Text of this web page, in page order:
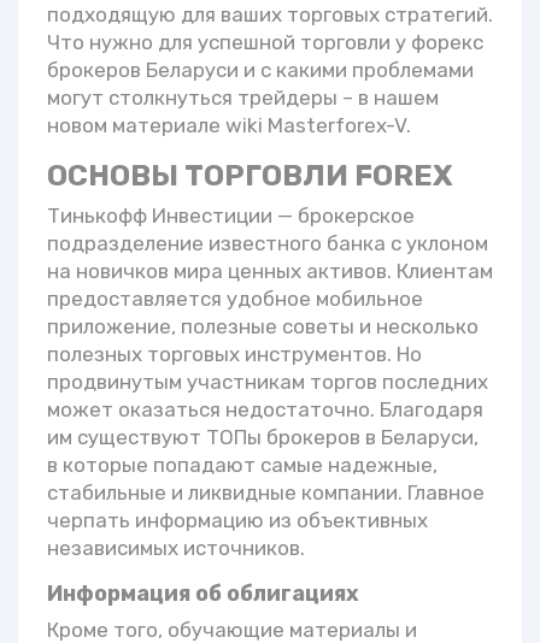
подходящую для ваших торговых стратегий.
Что нужно для успешной торговли у форекс
брокеров Беларуси и с какими проблемами
могут столкнуться трейдеры – в нашем
новом материале wiki Masterforex-V.
ОСНОВЫ ТОРГОВЛИ FOREX
Тинькофф Инвестиции — брокерское
подразделение известного банка с уклоном
на новичков мира ценных активов. Клиентам
предоставляется удобное мобильное
приложение, полезные советы и несколько
полезных торговых инструментов. Но
продвинутым участникам торгов последних
может оказаться недостаточно. Благодаря
им существуют ТОПы брокеров в Беларуси,
в которые попадают самые надежные,
стабильные и ликвидные компании. Главное
черпать информацию из объективных
независимых источников.
Информация об облигациях
Кроме того, обучающие материалы и